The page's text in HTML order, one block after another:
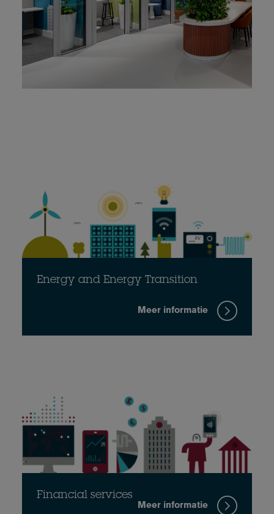
Energy and Energy Transition
Meer informatie
Financial services
Meer informatie